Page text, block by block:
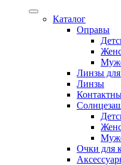
Каталог
Оправы
Линзы для
Линзы
Очки для